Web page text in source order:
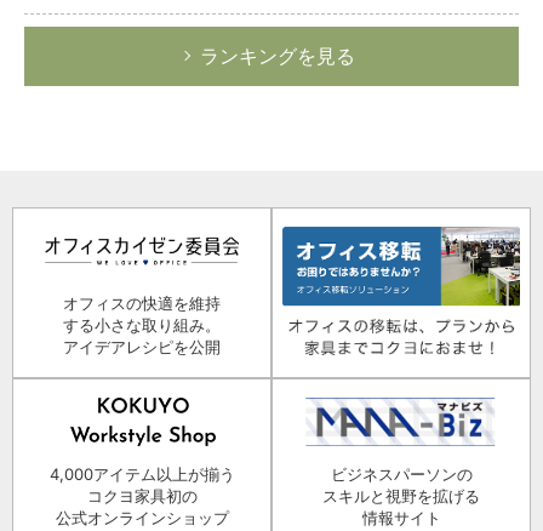
ランキングを見る
オフィスの快適を維持
する小さな取り組み。
アイデアレシピを公開
4,000アイテム以上が揃う
コクヨ家具初の
公式オンラインショップ
ビジネスパーソンの
スキルと視野を拡げる
情報サイト